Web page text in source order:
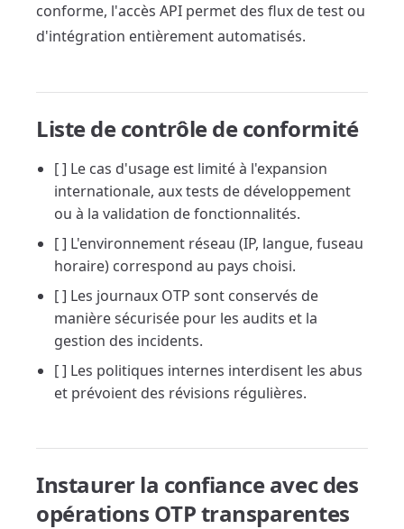
conforme, l'accès API permet des flux de test ou
d'intégration entièrement automatisés.
Liste de contrôle de conformité
[ ] Le cas d'usage est limité à l'expansion
internationale, aux tests de développement
ou à la validation de fonctionnalités.
[ ] L'environnement réseau (IP, langue, fuseau
horaire) correspond au pays choisi.
[ ] Les journaux OTP sont conservés de
manière sécurisée pour les audits et la
gestion des incidents.
[ ] Les politiques internes interdisent les abus
et prévoient des révisions régulières.
Instaurer la confiance avec des
opérations OTP transparentes